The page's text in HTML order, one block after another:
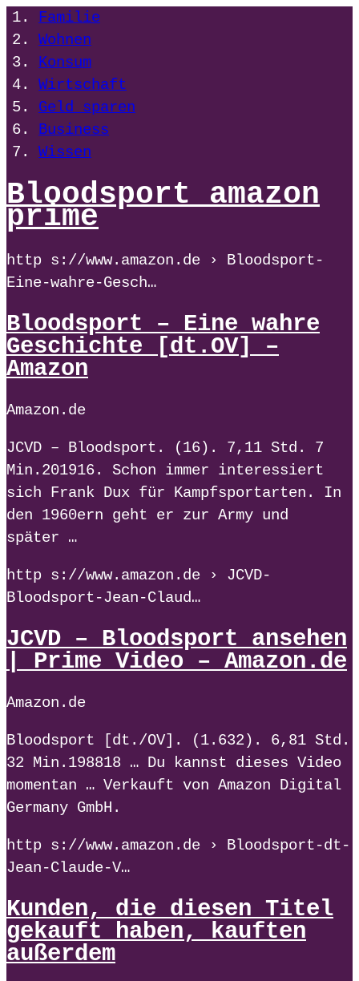
Familie
Wohnen
Konsum
Wirtschaft
Geld sparen
Business
Wissen
Bloodsport amazon
prime
http s://www.amazon.de › Bloodsport-
Eine-wahre-Gesch…
Bloodsport – Eine wahre
Geschichte [dt.OV] –
Amazon
Amazon.de
JCVD – Bloodsport. (16). 7,11 Std. 7
Min.201916. Schon immer interessiert
sich Frank Dux für Kampfsportarten. In
den 1960ern geht er zur Army und
später …
http s://www.amazon.de › JCVD-
Bloodsport-Jean-Claud…
JCVD – Bloodsport ansehen
| Prime Video – Amazon.de
Amazon.de
Bloodsport [dt./OV]. (1.632). 6,81 Std.
32 Min.198818 … Du kannst dieses Video
momentan … Verkauft von Amazon Digital
Germany GmbH.
http s://www.amazon.de › Bloodsport-dt-
Jean-Claude-V…
Kunden, die diesen Titel
gekauft haben, kauften
außerdem